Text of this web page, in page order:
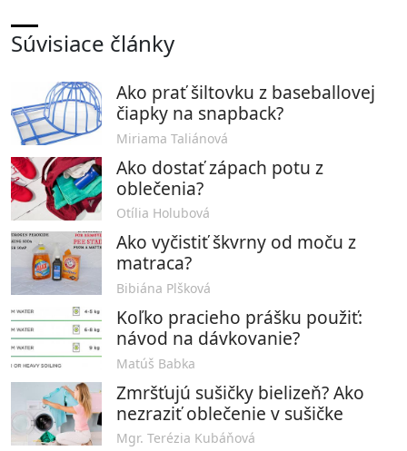
Súvisiace články
Ako prať šiltovku z baseballovej
čiapky na snapback?
Miriama Taliánová
Ako dostať zápach potu z
oblečenia?
Otília Holubová
Ako vyčistiť škvrny od moču z
matraca?
Bibiána Plšková
Koľko pracieho prášku použiť:
návod na dávkovanie?
Matúš Babka
Zmršťujú sušičky bielizeň? Ako
nezraziť oblečenie v sušičke
Mgr. Terézia Kubáňová